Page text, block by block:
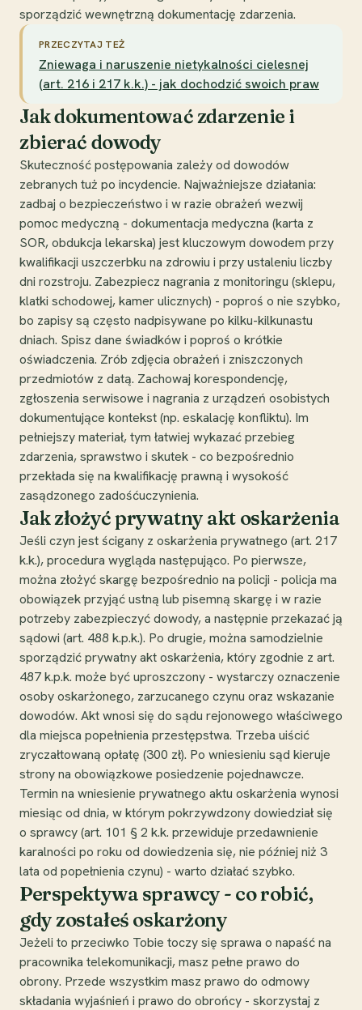
sporządzić wewnętrzną dokumentację zdarzenia.
PRZECZYTAJ TEŻ
Zniewaga i naruszenie nietykalności cielesnej
(art. 216 i 217 k.k.) - jak dochodzić swoich praw
Jak dokumentować zdarzenie i
zbierać dowody
Skuteczność postępowania zależy od dowodów
zebranych tuż po incydencie. Najważniejsze działania:
zadbaj o bezpieczeństwo i w razie obrażeń wezwij
pomoc medyczną - dokumentacja medyczna (karta z
SOR, obdukcja lekarska) jest kluczowym dowodem przy
kwalifikacji uszczerbku na zdrowiu i przy ustaleniu liczby
dni rozstroju. Zabezpiecz nagrania z monitoringu (sklepu,
klatki schodowej, kamer ulicznych) - poproś o nie szybko,
bo zapisy są często nadpisywane po kilku-kilkunastu
dniach. Spisz dane świadków i poproś o krótkie
oświadczenia. Zrób zdjęcia obrażeń i zniszczonych
przedmiotów z datą. Zachowaj korespondencję,
zgłoszenia serwisowe i nagrania z urządzeń osobistych
dokumentujące kontekst (np. eskalację konfliktu). Im
pełniejszy materiał, tym łatwiej wykazać przebieg
zdarzenia, sprawstwo i skutek - co bezpośrednio
przekłada się na kwalifikację prawną i wysokość
zasądzonego zadośćuczynienia.
Jak złożyć prywatny akt oskarżenia
Jeśli czyn jest ścigany z oskarżenia prywatnego (art. 217
k.k.), procedura wygląda następująco. Po pierwsze,
można złożyć skargę bezpośrednio na policji - policja ma
obowiązek przyjąć ustną lub pisemną skargę i w razie
potrzeby zabezpieczyć dowody, a następnie przekazać ją
sądowi (art. 488 k.p.k.). Po drugie, można samodzielnie
sporządzić prywatny akt oskarżenia, który zgodnie z art.
487 k.p.k. może być uproszczony - wystarczy oznaczenie
osoby oskarżonego, zarzucanego czynu oraz wskazanie
dowodów. Akt wnosi się do sądu rejonowego właściwego
dla miejsca popełnienia przestępstwa. Trzeba uiścić
zryczałtowaną opłatę (300 zł). Po wniesieniu sąd kieruje
strony na obowiązkowe posiedzenie pojednawcze.
Termin na wniesienie prywatnego aktu oskarżenia wynosi
miesiąc od dnia, w którym pokrzywdzony dowiedział się
o sprawcy (art. 101 § 2 k.k. przewiduje przedawnienie
karalności po roku od dowiedzenia się, nie później niż 3
lata od popełnienia czynu) - warto działać szybko.
Perspektywa sprawcy - co robić,
gdy zostałeś oskarżony
Jeżeli to przeciwko Tobie toczy się sprawa o napaść na
pracownika telekomunikacji, masz pełne prawo do
obrony. Przede wszystkim masz prawo do odmowy
składania wyjaśnień i prawo do obrońcy - skorzystaj z